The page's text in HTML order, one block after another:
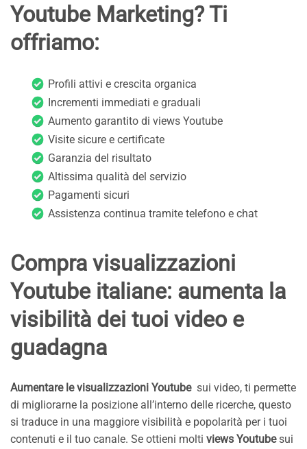
Youtube Marketing? Ti
offriamo:
Profili attivi e crescita organica
Incrementi immediati e graduali
Aumento garantito di views Youtube
Visite sicure e certificate
Garanzia del risultato
Altissima qualità del servizio
Pagamenti sicuri
Assistenza continua tramite telefono e chat
Compra visualizzazioni
Youtube italiane: aumenta la
visibilità dei tuoi video e
guadagna
Aumentare le visualizzazioni Youtube sui video, ti permette
di migliorarne la posizione all’interno delle ricerche, questo
si traduce in una maggiore visibilità e popolarità per i tuoi
contenuti e il tuo canale. Se ottieni molti views Youtubesui